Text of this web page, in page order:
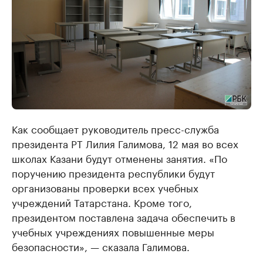
Как сообщает руководитель пресс-служба
президента РТ Лилия Галимова, 12 мая во всех
школах Казани будут отменены занятия. «По
поручению президента республики будут
организованы проверки всех учебных
учреждений Татарстана. Кроме того,
президентом поставлена задача обеспечить в
учебных учреждениях повышенные меры
безопасности», — сказала Галимова.